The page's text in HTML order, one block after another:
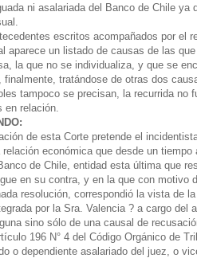
ni asalariada del Banco de Chile ya
escritos acompañados por el
aparece un listado de causas de las
la que no se individualiza, y que se
tratándose de otras dos
tampoco se precisan, la recurrida no
relación.
de esta Corte pretende el
económica que desde un
de Chile, entidad esta última que
en su contra, y en la que con motivo
resolución, correspondió la vista de
por la Sra. Valencia ? a cargo del
sino sólo de una causal de
196 N° 4 del Código Orgánico de
o dependiente asalariado del juez, o